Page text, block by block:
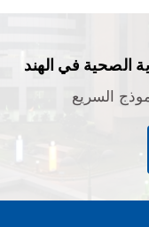
الصحية في الهند